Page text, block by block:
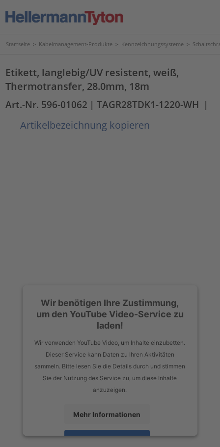
Startseite > Kabelmanagement-Produkte > Kennzeichnungssysteme >
Etikett, langlebig/UV resistent, weiß,
Thermotransfer, 28.0mm, 18m
Art.-Nr. 596-01062 | TAGR28TDK1-1220-WH |
Artikelbezeichnung kopieren
Wir benötigen Ihre Zustimmung,
um den YouTube Video-Service zu
laden!
Wir verwenden YouTube Video, um Inhalte einzubetten.
Dieser Service kann Daten zu Ihren Aktivitäten
sammeln. Bitte lesen Sie die Details durch und stimmen
Sie der Nutzung des Service zu, um diese Inhalte
anzuzeigen.
Mehr Informationen
Akzeptieren